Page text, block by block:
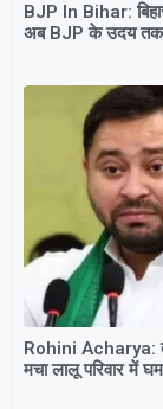
BJP In Bihar:
अब BJP के उदय तक
Rohini Acharya:
मचा लालू परिवार में